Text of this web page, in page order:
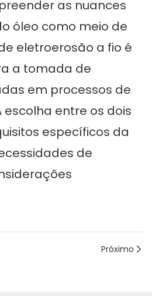
as nuances
óleo como meio de
eletroerosão a fio é
a tomada de
em processos de
escolha entre os dois
específicos da
de
Próximo